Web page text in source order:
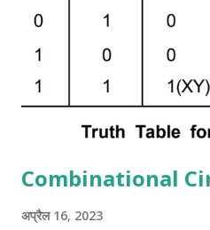
कि दोनों इनपुट 1 न हों। S आउटपुट योग
Combinational
अप्रैल 16, 2023